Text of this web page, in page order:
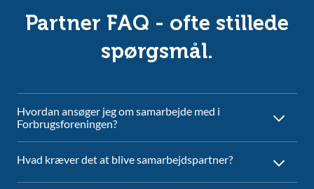
Partner FAQ - ofte stillede
spørgsmål.
Hvordan ansøger jeg om samarbejde med i
Forbrugsforeningen?
Hvad kræver det at blive samarbejdspartner?